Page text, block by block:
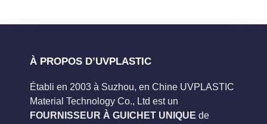
À PROPOS D’UVPLASTIC
Établi en 2003 à Suzhou, en Chine UVPLASTIC
Material Technology Co., Ltd est un
FOURNISSEUR À GUICHET UNIQUE de